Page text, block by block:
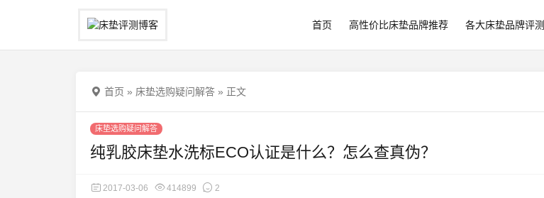
首页 高性价比床垫品牌推荐 各大床垫品牌评测
首页 » 床垫选购疑问解答 » 正文
床垫选购疑问解答
纯乳胶床垫水洗标ECO认证是什么？怎么查真伪？
2017-03-06 414899 2